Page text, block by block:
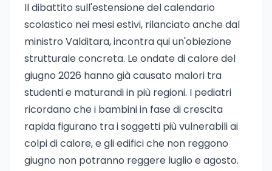
Il dibattito sull'estensione del calendario
scolastico nei mesi estivi, rilanciato anche dal
ministro Valditara, incontra qui un'obiezione
strutturale concreta. Le ondate di calore del
giugno 2026 hanno già causato malori tra
studenti e maturandi in più regioni. I pediatri
ricordano che i bambini in fase di crescita
rapida figurano tra i soggetti più vulnerabili ai
colpi di calore, e gli edifici che non reggono
giugno non potranno reggere luglio e agosto.